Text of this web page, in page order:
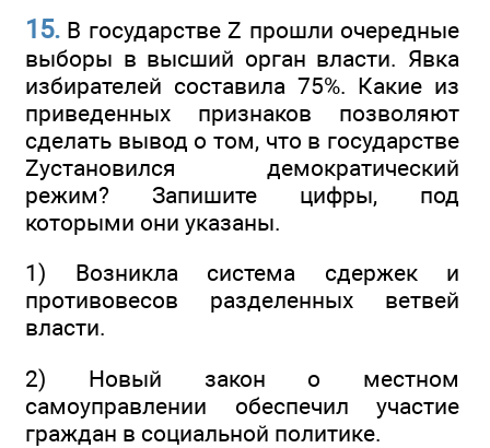
15. В государстве Z прошли очередные
выборы в высший орган власти. Явка
избирателей составила 75%. Какие из
приведенных признаков позволяют
сделать вывод о том, что в государстве
Zустановился демократический
режим? Запишите цифры, под
которыми они указаны.
1) Возникла система сдержек и
противовесов разделенных ветвей
власти.
2) Новый закон о местном
самоуправлении обеспечил участие
граждан в социальной политике.